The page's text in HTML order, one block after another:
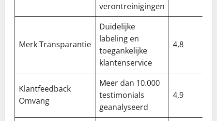
verontreinigingen
Merk Transparantie
Duidelijke
labeling en
toegankelijke
klantenservice
4,8
Klantfeedback
Omvang
Meer dan 10.000
testimonials
geanalyseerd
4,9